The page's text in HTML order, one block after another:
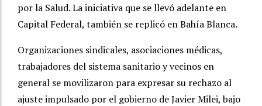
por la Salud. La iniciativa que se llevó adelante en
Capital Federal, también se replicó en Bahía Blanca.
Organizaciones sindicales, asociaciones médicas,
trabajadores del sistema sanitario y vecinos en
general se movilizaron para expresar su rechazo al
ajuste impulsado por el gobierno de Javier Milei, bajo